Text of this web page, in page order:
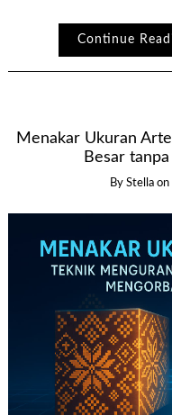
Continue
Menakar Ukuran
Besar
By Stella on